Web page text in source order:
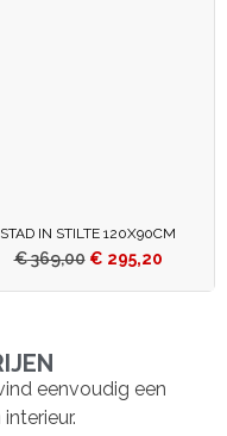
STAD IN STILTE 120X90CM
€369,00 € 295,20
eenvoudig een